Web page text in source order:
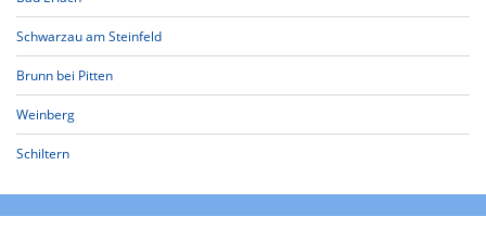
Schwarzau am Steinfeld
Brunn bei Pitten
Weinberg
Schiltern